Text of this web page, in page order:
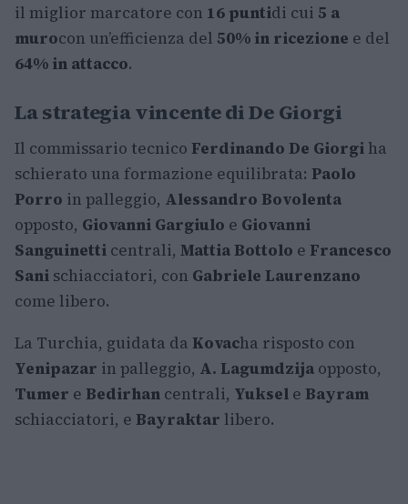
il miglior marcatore con 16 puntidi cui 5 a
murocon un’efficienza del 50% in ricezione e del
64% in attacco.
La strategia vincente di De Giorgi
Il commissario tecnico Ferdinando De Giorgi ha
schierato una formazione equilibrata: Paolo
Porro in palleggio, Alessandro Bovolenta
opposto, Giovanni Gargiulo e Giovanni
Sanguinetti centrali, Mattia Bottolo e Francesco
Sani schiacciatori, con Gabriele Laurenzano
come libero.
La Turchia, guidata da Kovacha risposto con
Yenipazar in palleggio, A. Lagumdzija opposto,
Tumer e Bedirhan centrali, Yuksel e Bayram
schiacciatori, e Bayraktar libero.